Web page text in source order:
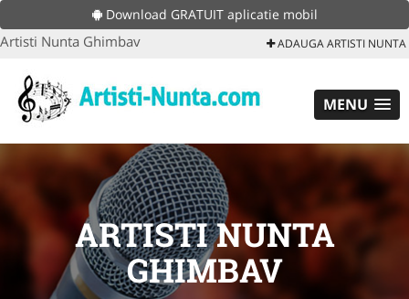
Download GRATUIT aplicatie mobil
Artisti Nunta Ghimbav ADAUGA ARTISTI NUNTA
MENU
ARTISTI NUNTA
GHIMBAV